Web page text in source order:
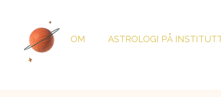
OM ASTROLOGI PÅ